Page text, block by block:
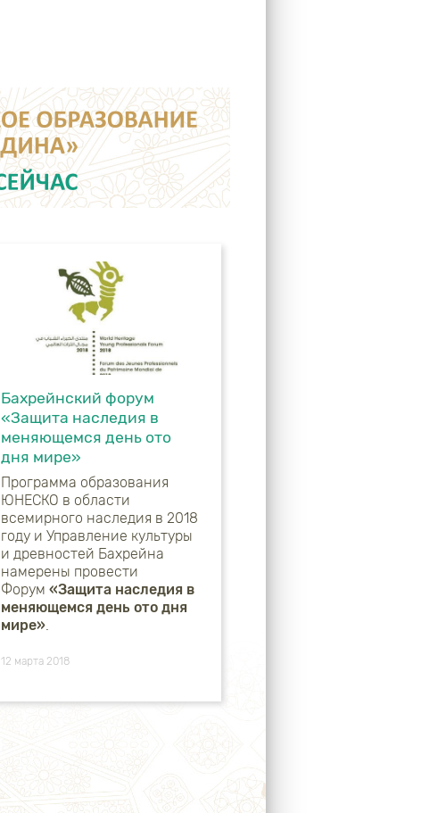
Бахрейнский форум
«Защита наследия в
меняющемся день ото
дня мире»
Программа образования
ЮНЕСКО в области
всемирного наследия в 2018
году и Управление культуры
и древностей Бахрейна
намерены провести
Форум«Защита наследия в
меняющемся день ото дня
мире».
12 марта 2018